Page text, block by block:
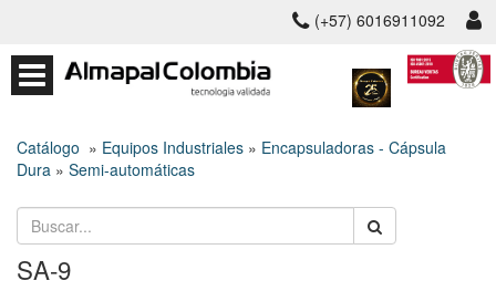
(+57) 6016911092
Catálogo » Equipos Industriales » Encapsuladoras - Cápsula
Dura » Semi-automáticas
SA-9